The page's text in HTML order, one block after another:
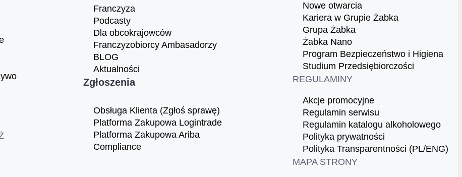
Franczyza
Podcasty
Dla obcokrajowców
Franczyzobiorcy Ambasadorzy
BLOG
Aktualności
Zgłoszenia
Obsługa Klienta (Zgłoś sprawę)
Platforma Zakupowa Logintrade
Platforma Zakupowa Ariba
Compliance
Nowe otwarcia
Kariera w Grupie Żabka
Grupa Żabka
Żabka Nano
Program Bezpieczeństwo i Higiena
Studium Przedsiębiorczości
REGULAMINY
Akcje promocyjne
Regulamin serwisu
Regulamin katalogu alkoholowego
Polityka prywatności
Polityka Transparentności (PL/ENG)
MAPA STRONY